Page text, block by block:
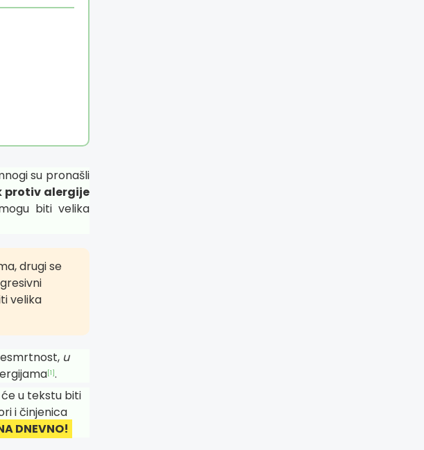
su pronašli
protiv alergije
biti velika
drugi se
velika
u
[1] .
će u tekstu biti
i činjenica
DNEVNO!